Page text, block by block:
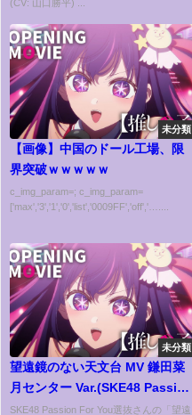
(CV: 山口勝平) ...
未分類
【画像】中国のドール工場、限
界突破ｗｗｗｗｗ
c_img_param=; c_img_param=
['max','3','1','0','list','0009FF','off','…....
未分類
望遠鏡のない天文台 MV 鎌田菜
月センター Var.(SKE48 Passion
For You選抜)
SKE48 Passion For You選抜さんの「望遠